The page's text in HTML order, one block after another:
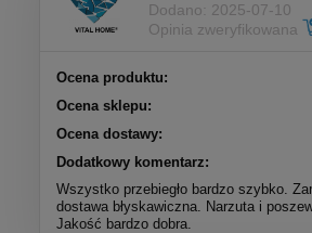
Dodano: 2025-07-10
Opinia zweryfikowana
Ocena produktu:
Ocena sklepu:
Ocena dostawy:
Dodatkowy komentarz:
Wszystko przebiegło bardzo szybko.
dostawa błyskawiczna. Narzuta i
Jakość bardzo dobra.